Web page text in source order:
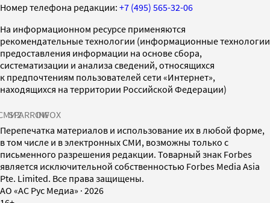
Номер телефона редакции: +7 (495) 565-32-06
На информационном ресурсе применяются
рекомендательные технологии (информационные технологии
предоставления информации на основе сбора,
систематизации и анализа сведений, относящихся
к предпочтениям пользователей сети «Интернет»,
находящихся на территории Российской Федерации)
SPARROWINFOX
Перепечатка материалов и использование их в любой форме,
в том числе и в электронных СМИ, возможны только с
письменного разрешения редакции. Товарный знак Forbes
является исключительной собственностью Forbes Media Asia
Pte. Limited. Все права защищены.
AO «АС Рус Медиа» · 2026